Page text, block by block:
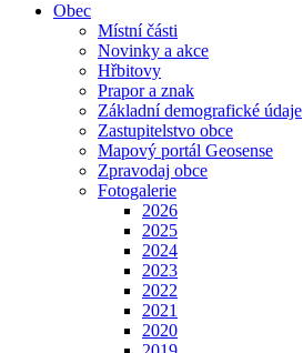
Obec
Místní části
Novinky a akce
Hřbitovy
Prapor a znak
Základní demografické údaje
Zastupitelstvo obce
Mapový portál Geosense
Zpravodaj obce
Fotogalerie
2026
2025
2024
2023
2022
2021
2020